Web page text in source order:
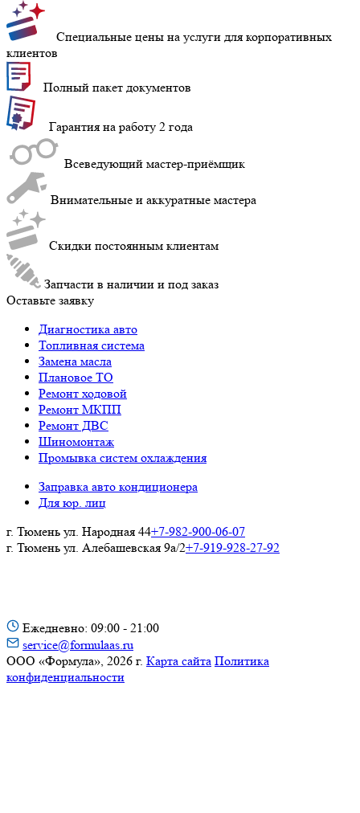
Специальные цены на услуги для корпоративных
клиентов
Полный пакет документов
Гарантия на работу 2 года
Всеведующий мастер-приёмщик
Внимательные и аккуратные мастера
Cкидки постоянным клиентам
Запчасти в наличии и под заказ
Оставьте заявку
Диагностика авто
Топливная система
Замена масла
Плановое ТО
Ремонт ходовой
Ремонт МКПП
Ремонт ДВС
Шиномонтаж
Промывка систем охлаждения
Заправка авто кондиционера
Для юр. лиц
г. Тюмень ул. Народная 44+7-982-900-06-07
г. Тюмень ул. Алебашевская 9а/2+7-919-928-27-92
Ежедневно: 09:00 - 21:00
service@formulaas.ru
ООО «Формула», 2026 г. Карта сайта Политика
конфиденциальности